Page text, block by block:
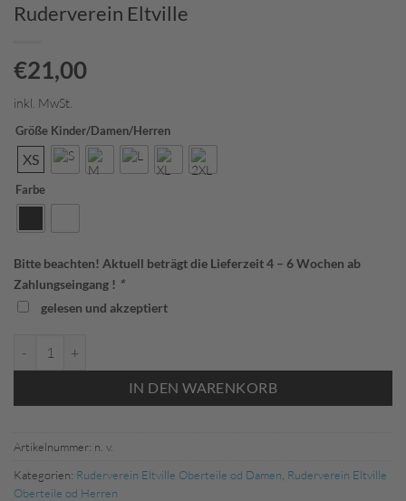
Ruderverein Eltville
€21,00
inkl. MwSt.
Größe Kinder/Damen/Herren
XS
Farbe
Bitte beachten! Aktuell beträgt die Lieferzeit 4 – 6 Wochen ab
Zahlungseingang ! *
gelesen und akzeptiert
IN DEN WARENKORB
Artikelnummer: n. v.
Kategorien: Ruderverein Eltville Oberteile od Damen Ruderverein Eltville
Oberteile od Herren